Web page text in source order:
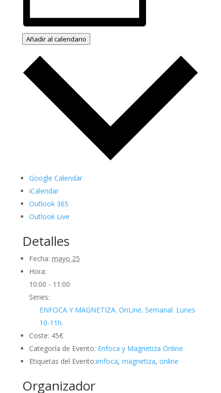
Añadir al calendario
Google Calendar
iCalendar
Outlook 365
Outlook Live
Detalles
Fecha: mayo 25
Hora:
10:00 - 11:00
Series:
ENFOCA Y MAGNETIZA. OnLine. Semanal. Lunes
10-11h.
Coste: 45€
Categoría de Evento: Enfoca y Magnetiza Online
Etiquetas del Evento:enfoca, magnetiza, online
Organizador